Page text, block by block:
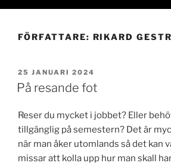
FÖRFATTARE: RIKARD
PUBLICERAT
25 JANUARI 2024
På resande fot
Reser du mycket i jobbet? Eller
tillgänglig på semestern? Det är
när man åker utomlands så det kan
missar att kolla upp hur man skall